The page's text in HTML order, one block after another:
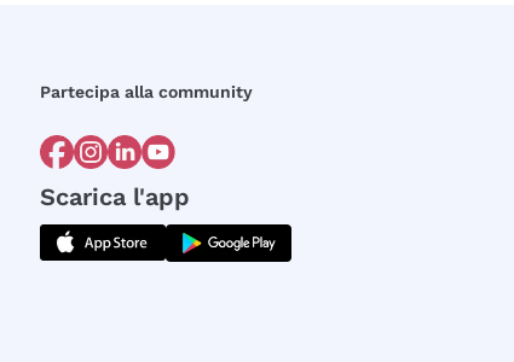
Partecipa alla community
Scarica l'app